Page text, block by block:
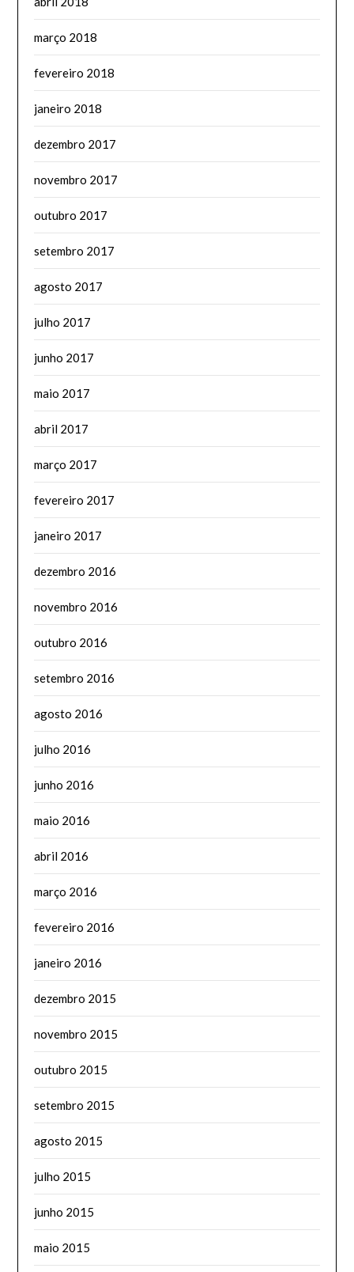
março 2018
fevereiro 2018
janeiro 2018
dezembro 2017
novembro 2017
outubro 2017
setembro 2017
agosto 2017
julho 2017
junho 2017
maio 2017
abril 2017
março 2017
fevereiro 2017
janeiro 2017
dezembro 2016
novembro 2016
outubro 2016
setembro 2016
agosto 2016
julho 2016
junho 2016
maio 2016
abril 2016
março 2016
fevereiro 2016
janeiro 2016
dezembro 2015
novembro 2015
outubro 2015
setembro 2015
agosto 2015
julho 2015
junho 2015
maio 2015